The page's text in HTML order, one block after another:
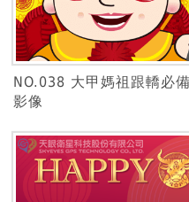
NO.038 大甲媽祖跟轎必
影像